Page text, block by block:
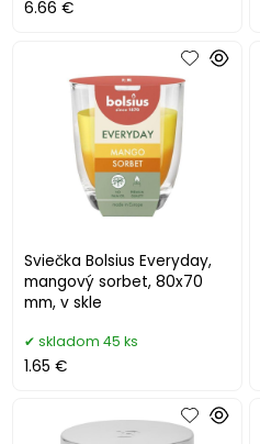
6.66 €
Sviečka Bolsius Everyday,
mangový sorbet, 80x70
mm, v skle
skladom 45 ks
1.65 €